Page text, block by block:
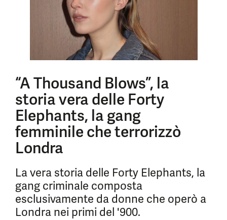
“A Thousand Blows”, la
storia vera delle Forty
Elephants, la gang
femminile che terrorizzò
Londra
La vera storia delle Forty Elephants, la
gang criminale composta
esclusivamente da donne che operò a
Londra nei primi del '900.